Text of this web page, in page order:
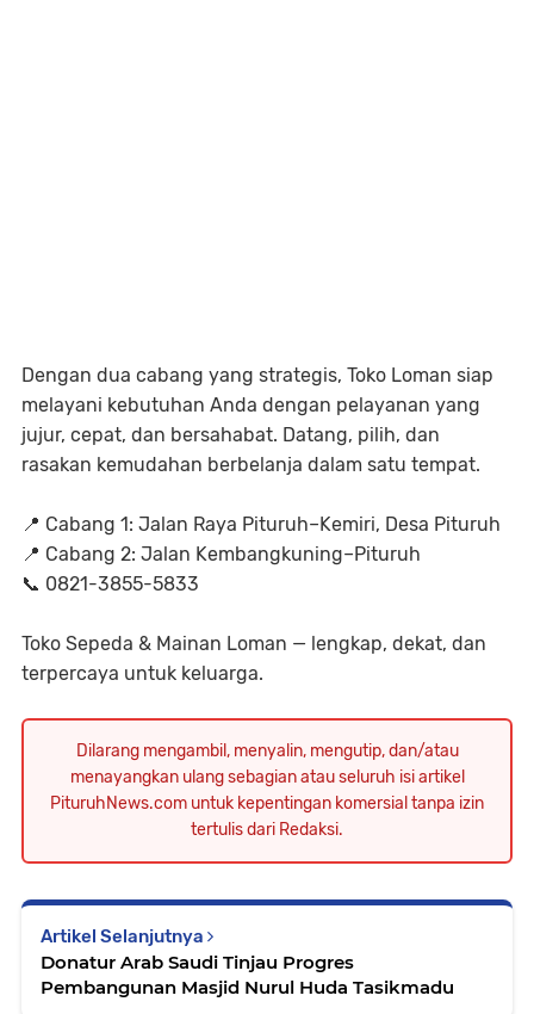
Dengan dua cabang yang strategis, Toko Loman siap
melayani kebutuhan Anda dengan pelayanan yang
jujur, cepat, dan bersahabat. Datang, pilih, dan
rasakan kemudahan berbelanja dalam satu tempat.
📍 Cabang 1: Jalan Raya Pituruh–Kemiri, Desa Pituruh
📍 Cabang 2: Jalan Kembangkuning–Pituruh
📞 0821-3855-5833
Toko Sepeda & Mainan Loman — lengkap, dekat, dan
terpercaya untuk keluarga.
Dilarang mengambil, menyalin, mengutip, dan/atau
menayangkan ulang sebagian atau seluruh isi artikel
PituruhNews.com untuk kepentingan komersial tanpa izin
tertulis dari Redaksi.
Artikel Selanjutnya
Donatur Arab Saudi Tinjau Progres
Pembangunan Masjid Nurul Huda Tasikmadu